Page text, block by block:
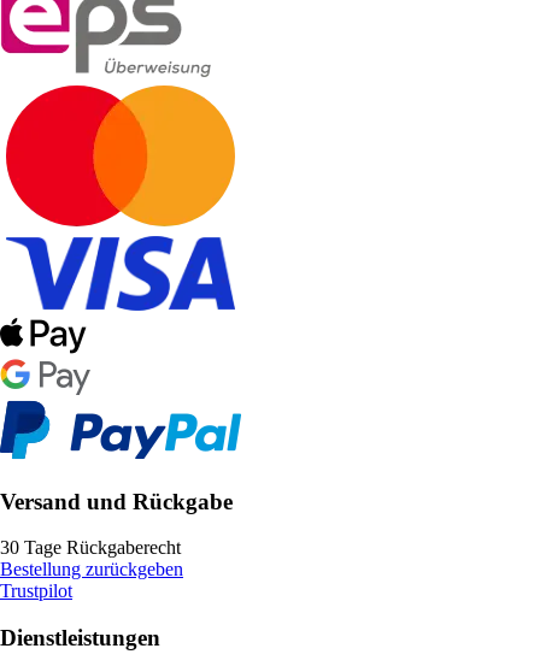
Versand und Rückgabe
30 Tage Rückgaberecht
Bestellung zurückgeben
Trustpilot
Dienstleistungen